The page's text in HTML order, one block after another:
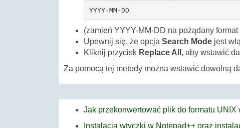
YYYY-MM-DD
(zamień YYYY-MM-DD na pożądany format
Upewnij się, że opcja Search Mode jest
Kliknij przycisk Replace All , aby wstawić
Za pomocą tej metody można wstawić dowolną
Jak przekonwertować plik do formatu UNIX
Instalacja wtyczki w Notepad++ oraz